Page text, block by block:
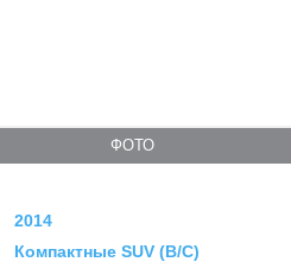
ФОТО
2014
Компактные SUV (B/C)